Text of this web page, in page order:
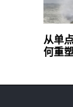
从单
何重